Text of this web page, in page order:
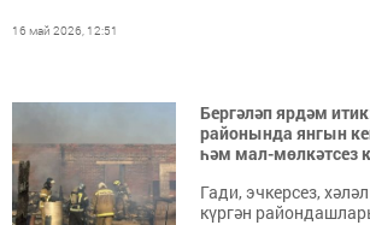
16 май 2026, 12:51
Бергәләп ярдәм
районында янгын
һәм мал-мөлкәтсез
Гади, эчкерсез,
күргән